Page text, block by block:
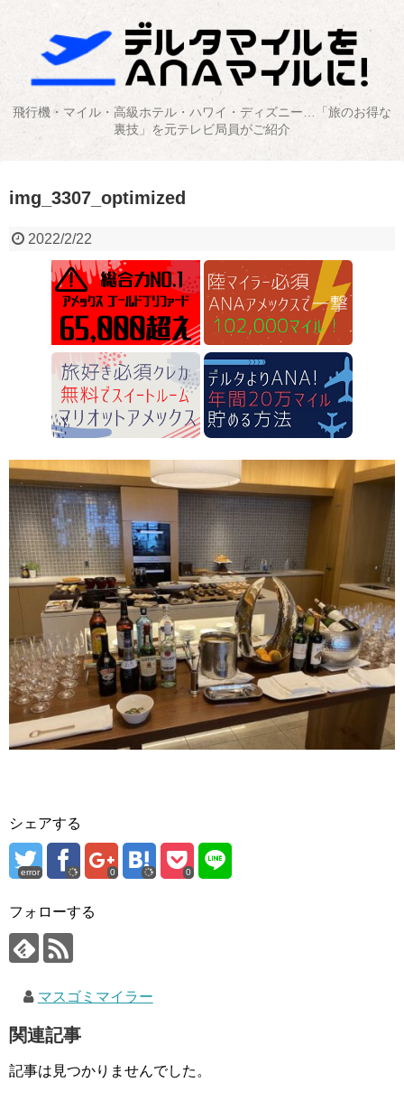
飛行機・マイル・高級ホテル・ハワイ・ディズニー…「旅のお得な
裏技」を元テレビ局員がご紹介
img_3307_optimized
2022/2/22
シェアする
error 0 0
フォローする
マスゴミマイラー
関連記事
記事は見つかりませんでした。